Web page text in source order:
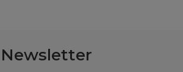
Newsletter